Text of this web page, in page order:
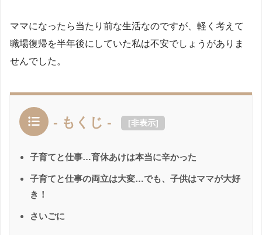
ママになったら当たり前な生活なのですが、軽く考えて
職場復帰を半年後にしていた私は不安でしょうがありま
せんでした。
- もくじ - [非表示]
子育てと仕事…育休あけは本当に辛かった
子育てと仕事の両立は大変…でも、子供はママが大好
き！
さいごに